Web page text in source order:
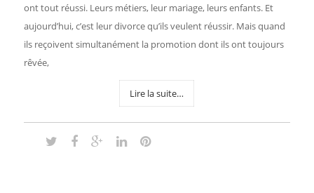
ont tout réussi. Leurs métiers, leur mariage, leurs enfants. Et
aujourd’hui, c’est leur divorce qu’ils veulent réussir. Mais quand
ils reçoivent simultanément la promotion dont ils ont toujours
rêvée,
Lire la suite…